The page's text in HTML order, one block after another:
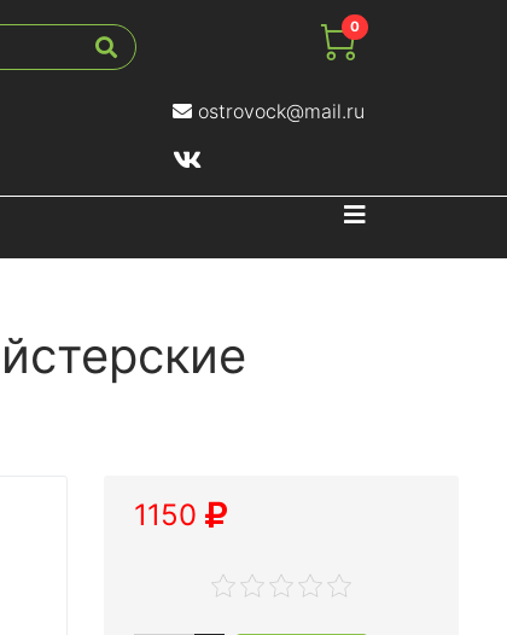
0
ostrovock@mail.ru
Навигация
1150